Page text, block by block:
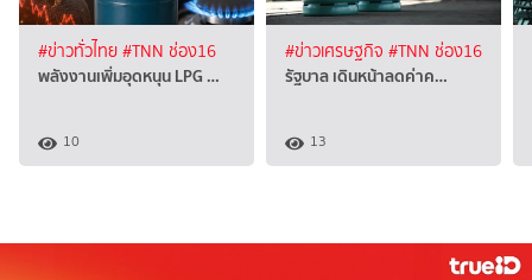
#ข่าวทั่วไทย#TNN ช่อง16
พลังงานเพิ่มอุดหนุน LPG …
10
#ข่าวเศรษฐกิจ #TNN ช่อง16
รัฐบาล เดินหน้าลดค่าค…
13